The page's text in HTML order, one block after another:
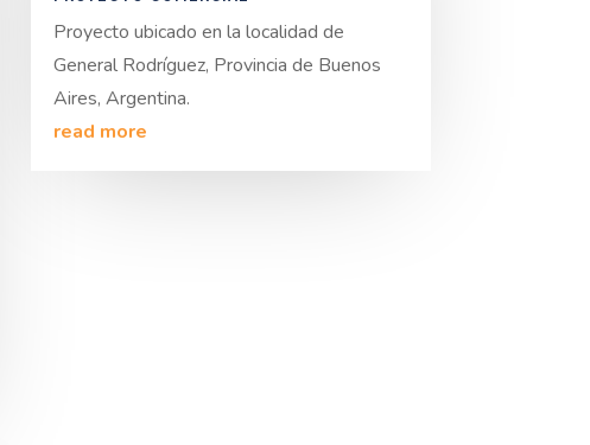
Proyecto ubicado en la localidad de
General Rodríguez, Provincia de Buenos
Aires, Argentina.
read more